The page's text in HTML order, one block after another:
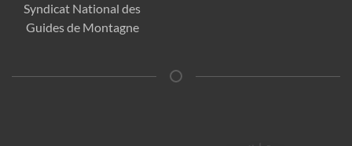
Syndicat National des
Guides de Montagne